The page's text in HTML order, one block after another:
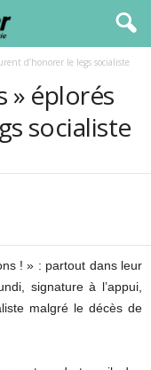
d’honorer le legs socialiste
» éplorés
socialiste
! » : partout dans leur
signature à l’appui,
malgré le décès de